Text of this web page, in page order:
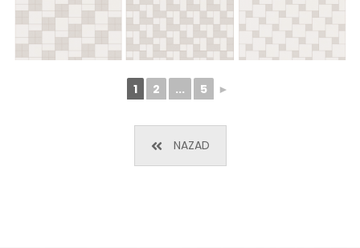
1 2 ... 5 ►
NAZAD